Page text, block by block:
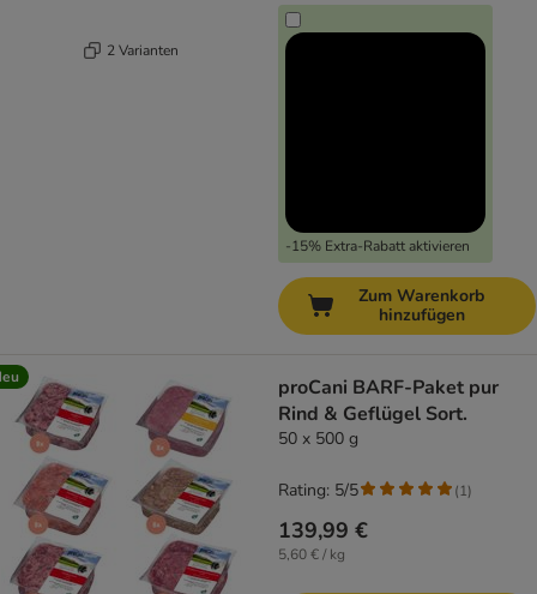
2 Varianten
-15% Extra-Rabatt aktivieren
Zum Warenkorb
hinzufügen
proCani BARF-Paket pur
Rind & Geflügel Sort.
50 x 500 g
139,99 €
5,60 € / kg
Rating: 5/5 (1)